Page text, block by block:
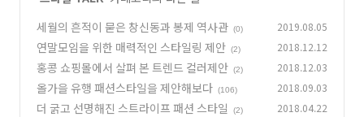
세월의 흔적이 묻은 창신동과 봉제 역사관 (0) 2019.08.05
연말모임을 위한 매력적인 스타일링 제안 (2) 2018.12.12
홍콩 쇼핑몰에서 살펴 본 트렌드 컬러제안 (2) 2018.12.03
올가을 유행 패션스타일을 제안해보다 (106) 2018.09.03
더 굵고 선명해진 스트라이프 패션 스타일 (2) 2018.04.22